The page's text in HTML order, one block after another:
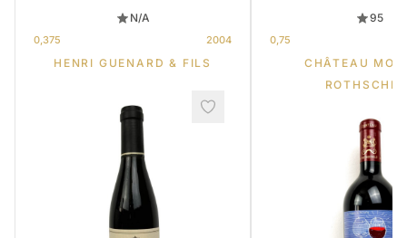
N/A
0,375 2004
HENRI GUENARD & FILS
95
0,75
CHÂTEAU